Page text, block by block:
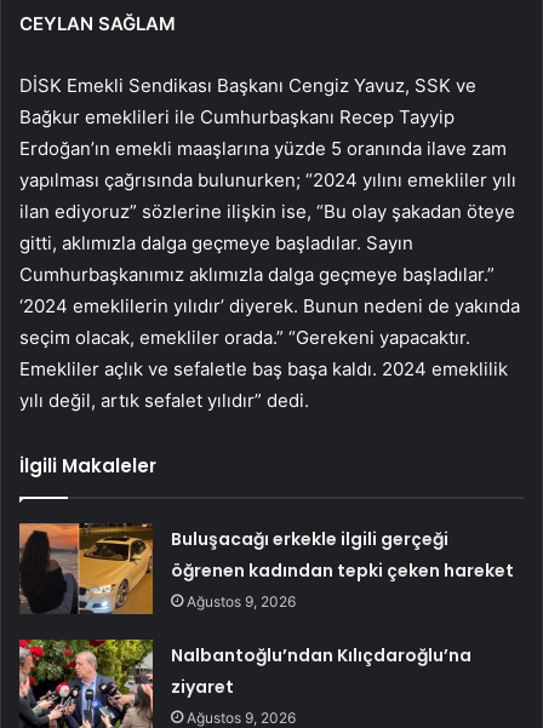
CEYLAN SAĞLAM
DİSK Emekli Sendikası Başkanı Cengiz Yavuz, SSK ve
Bağkur emeklileri ile Cumhurbaşkanı Recep Tayyip
Erdoğan’ın emekli maaşlarına yüzde 5 oranında ilave zam
yapılması çağrısında bulunurken; “2024 yılını emekliler yılı
ilan ediyoruz” sözlerine ilişkin ise, “Bu olay şakadan öteye
gitti, aklımızla dalga geçmeye başladılar. Sayın
Cumhurbaşkanımız aklımızla dalga geçmeye başladılar.”
‘2024 emeklilerin yılıdır’ diyerek. Bunun nedeni de yakında
seçim olacak, emekliler orada.” “Gerekeni yapacaktır.
Emekliler açlık ve sefaletle baş başa kaldı. 2024 emeklilik
yılı değil, artık sefalet yılıdır” dedi.
İlgili Makaleler
Buluşacağı erkekle ilgili gerçeği
öğrenen kadından tepki çeken hareket
Ağustos 9, 2026
Nalbantoğlu’ndan Kılıçdaroğlu’na
ziyaret
Ağustos 9, 2026